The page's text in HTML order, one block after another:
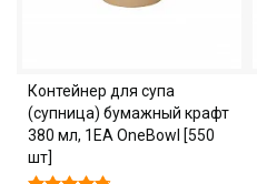
Контейнер для супа
(супница) бумажный крафт
380 мл, 1EA OneBowl [550
шт]